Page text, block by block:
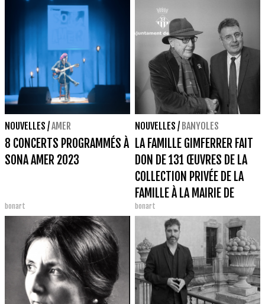
NOUVELLES /AMER
8 CONCERTS PROGRAMMÉS À
SONA AMER 2023
bonart
NOUVELLES / BANYOLES
LA FAMILLE GIMFERRER FAIT
DON DE 131 ŒUVRES DE LA
COLLECTION PRIVÉE DE LA
FAMILLE À LA MAIRIE DE
BANYOLES
bonart